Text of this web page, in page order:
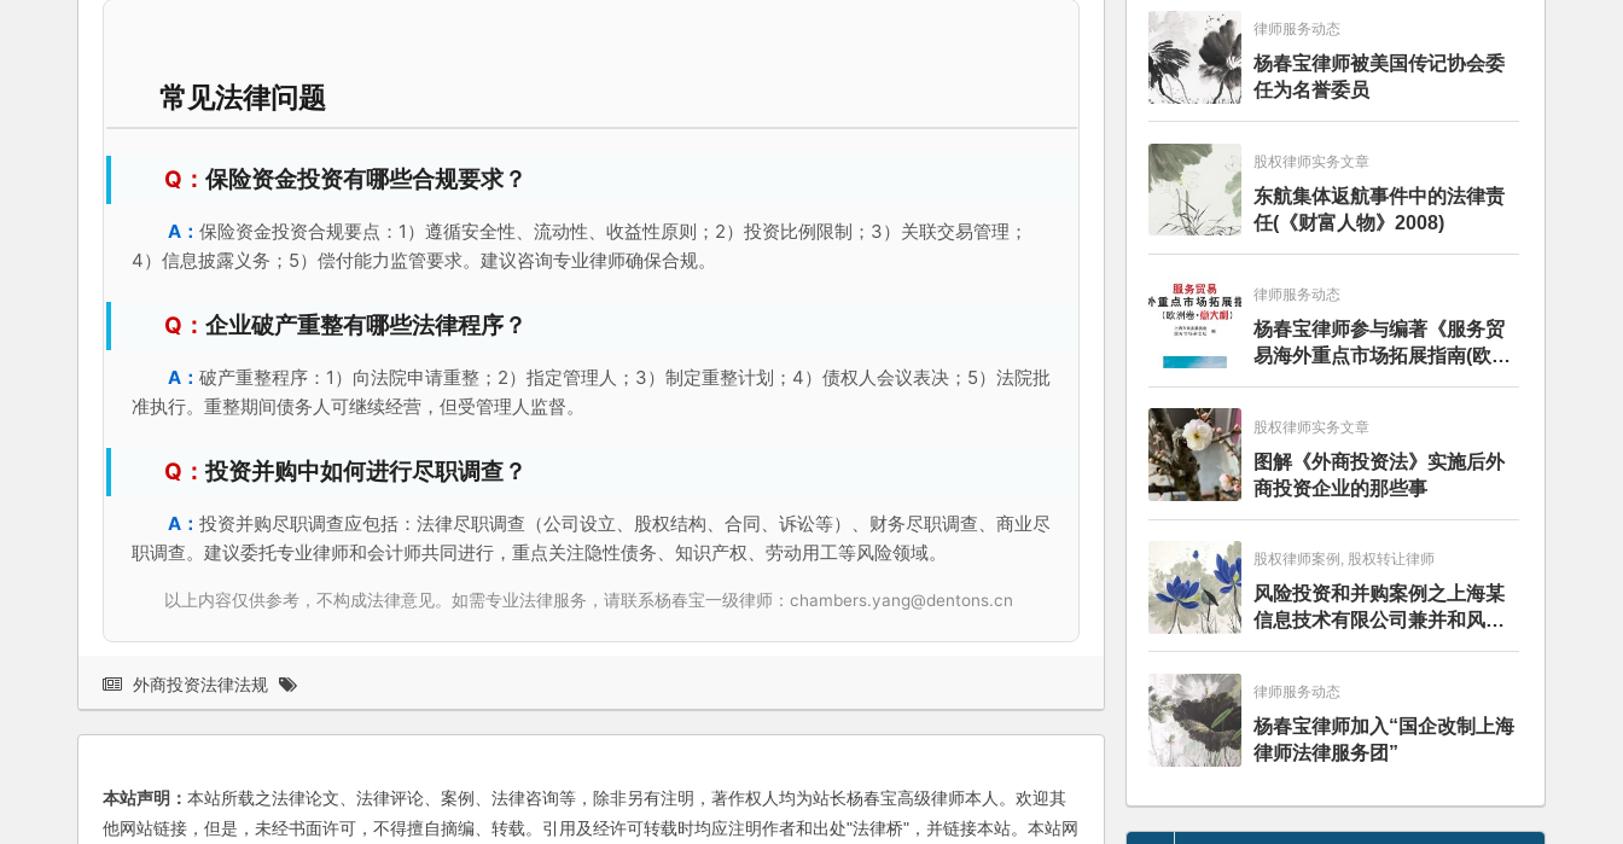
常见法律问题
保险资金投资有哪些合规要求？
保险资金投资合规要点：1）遵循安全性、流动性、收益性原则；2）投资比例限制；3）关联交易管理；
4）信息披露义务；5）偿付能力监管要求。建议咨询专业律师确保合规。
企业破产重整有哪些法律程序？
破产重整程序：1）向法院申请重整；2）指定管理人；3）制定重整计划；4）债权人会议表决；5）法院批
准执行。重整期间债务人可继续经营，但受管理人监督。
投资并购中如何进行尽职调查？
投资并购尽职调查应包括：法律尽职调查（公司设立、股权结构、合同、诉讼等）、财务尽职调查、商业尽
职调查。建议委托专业律师和会计师共同进行，重点关注隐性债务、知识产权、劳动用工等风险领域。
以上内容仅供参考，不构成法律意见。如需专业法律服务，请联系杨春宝一级律师：chambers.yang@dentons.cn
外商投资法律法规
本站声明： 本站所载之法律论文、法律评论、案例、法律咨询等，除非另有注明，著作权人均为站长杨春宝高级律师本人。欢迎其
他网站链接，但是，未经书面许可，不得擅自摘编、转载。引用及经许可转载时均应注明作者和出处"法律桥"，并链接本站。本站网
律师服务动态
杨春宝律师被美国传记协会委
任为名誉委员
股权律师实务文章
东航集体返航事件中的法律责
任(《财富人物》2008)
律师服务动态
杨春宝律师参与编著《服务贸
易海外重点市场拓展指南(欧洲
卷·意大利)》
股权律师实务文章
图解《外商投资法》实施后外
商投资企业的那些事
股权律师案例, 股权转让律师
风险投资和并购案例之上海某
信息技术有限公司兼并和风险
投资服务
律师服务动态
杨春宝律师加入“国企改制上海
律师法律服务团”